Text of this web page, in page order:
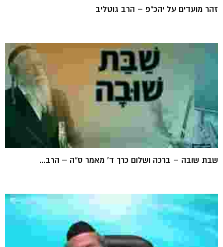
זהר מועדים על יהכ"פ – הרב גוטליב
שבת שובה – ברכה ושלום כרך ד' מאמר ס"ה – הרב...